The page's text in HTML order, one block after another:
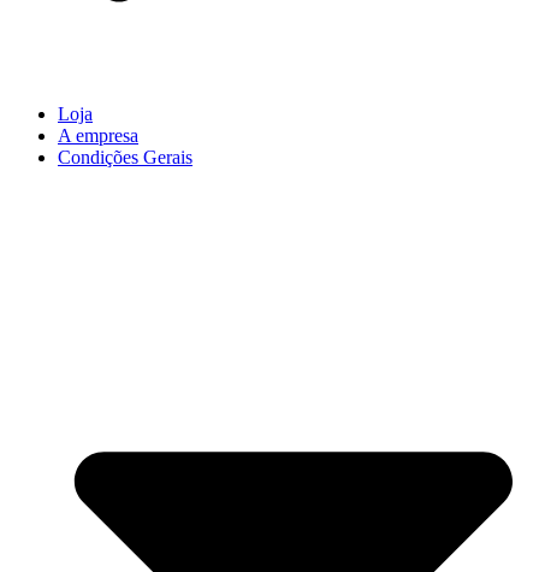
Loja
A empresa
Condições Gerais